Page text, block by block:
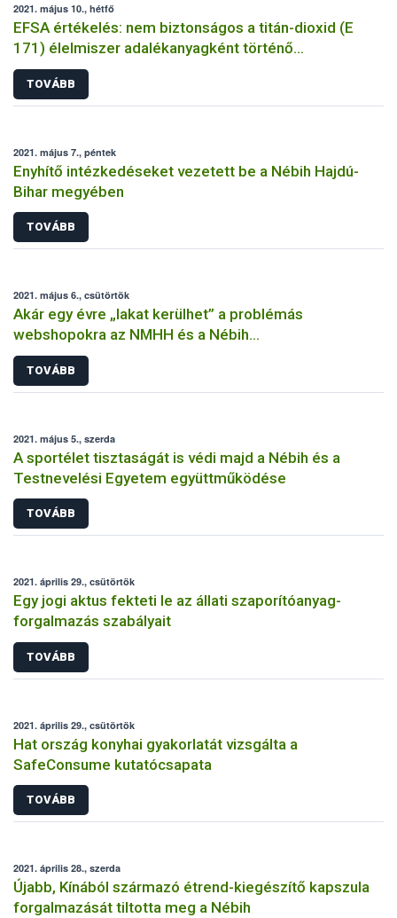
2021. május 10., hétfő
EFSA értékelés: nem biztonságos a titán-dioxid (E
171) élelmiszer adalékanyagként történő
felhasználása
TOVÁBB
2021. május 7., péntek
Enyhítő intézkedéseket vezetett be a Nébih Hajdú-
Bihar megyében
TOVÁBB
2021. május 6., csütörtök
Akár egy évre „lakat kerülhet” a problémás
webshopokra az NMHH és a Nébih
együttműködésének köszönhetően
TOVÁBB
2021. május 5., szerda
A sportélet tisztaságát is védi majd a Nébih és a
Testnevelési Egyetem együttműködése
TOVÁBB
2021. április 29., csütörtök
Egy jogi aktus fekteti le az állati szaporítóanyag-
forgalmazás szabályait
TOVÁBB
2021. április 29., csütörtök
Hat ország konyhai gyakorlatát vizsgálta a
SafeConsume kutatócsapata
TOVÁBB
2021. április 28., szerda
Újabb, Kínából származó étrend-kiegészítő kapszula
forgalmazását tiltotta meg a Nébih